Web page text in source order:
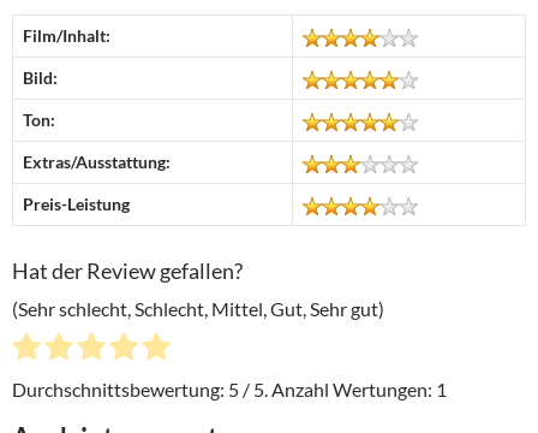
Film/Inhalt:
Bild:
Ton:
Extras/Ausstattung:
Preis-Leistung
Hat der Review gefallen?
(Sehr schlecht, Schlecht, Mittel, Gut, Sehr gut)
Durchschnittsbewertung: 5 / 5. Anzahl Wertungen: 1